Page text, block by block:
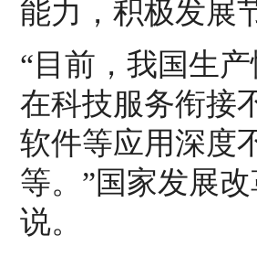
能力，积极发展
“目前，我国生
在科技服务衔接
软件等应用深度
等。”国家发展
说。